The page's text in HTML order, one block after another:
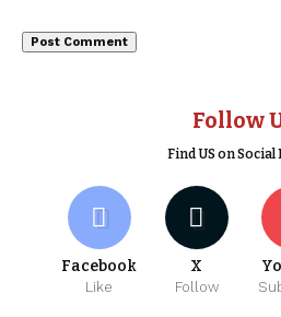
Follow
Find US on Social
Facebook
Like
X
Follow